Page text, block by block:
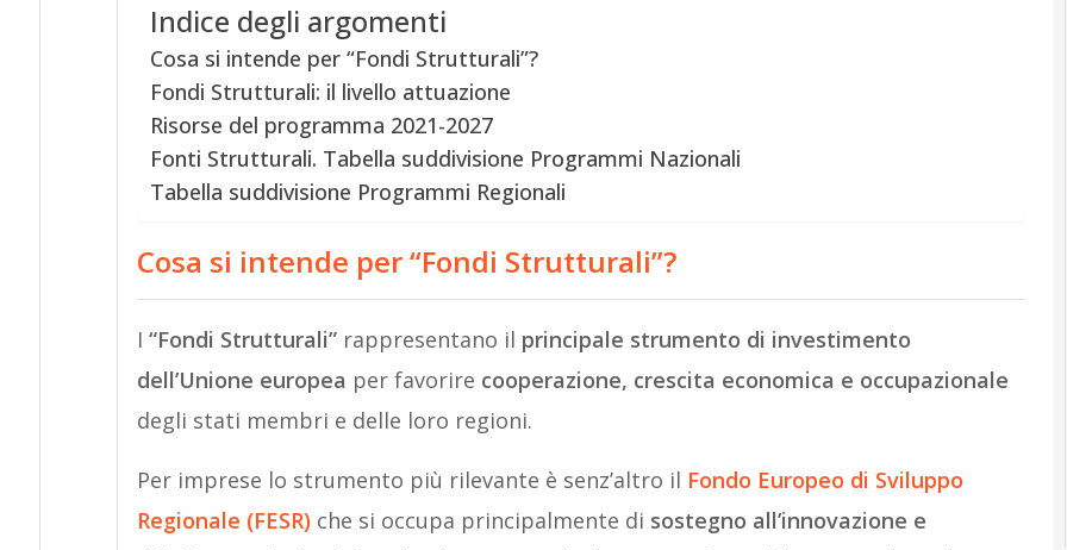
Indice degli argomenti
Cosa si intende per “Fondi Strutturali”?
Fondi Strutturali: il livello attuazione
Risorse del programma 2021-2027
Fonti Strutturali. Tabella suddivisione Programmi Nazionali
Tabella suddivisione Programmi Regionali
Cosa si intende per “Fondi Strutturali”?
I “Fondi Strutturali”rappresentano il principale strumento di investimento
dell’Unione europea per favorire cooperazione, crescita economica e occupazionale
degli stati membri e delle loro regioni.
Per imprese lo strumento più rilevante è senz’altro il Fondo Europeo di Sviluppo
Regionale (FESR) che si occupa principalmente di sostegno all’innovazione e